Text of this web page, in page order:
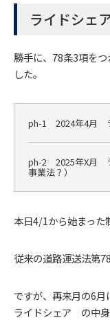
ライドシェ
勝手に、78条3項を
した。
ph-1 2024年4月
ph-2 2025年X月
事業法？）
本日4/1から始まった
従来の道路運送法第
ですが、再来月の6
ライドシェア の中